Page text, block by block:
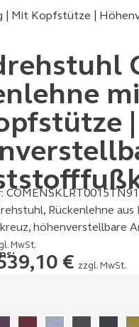
Mit Kopfstütze |
|
Rückenlehne
höhenverstellbare
MwSt.
€ zzgl. MwSt.